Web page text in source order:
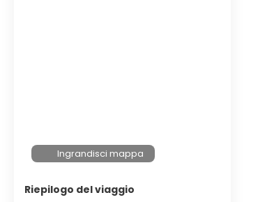
Ingrandisci mappa
Riepilogo del viaggio